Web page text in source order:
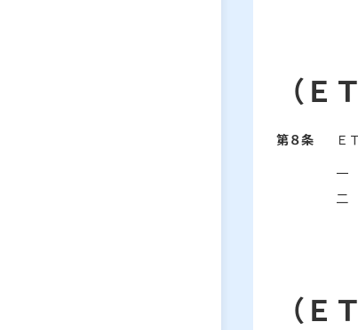
（Ｅ
第８条
Ｅ
一
二
（Ｅ